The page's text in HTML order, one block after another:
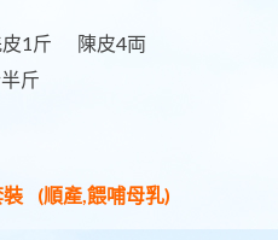
1斤 陳皮4両
斤
裝 (順產,餵哺母乳)